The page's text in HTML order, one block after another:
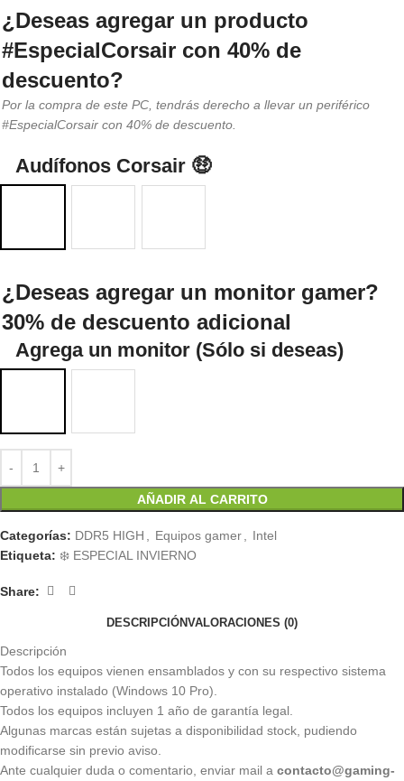
¿Deseas agregar un producto
#EspecialCorsair con 40% de
descuento?
Por la compra de este PC, tendrás derecho a llevar un periférico
#EspecialCorsair con 40% de descuento.
Audífonos Corsair 🤑
¿Deseas agregar un monitor gamer?
30% de descuento adicional
Agrega un monitor (Sólo si deseas)
AÑADIR AL CARRITO
Categorías: DDR5 HIGH Equipos gamer
Intel
Etiqueta: ❄️ ESPECIAL INVIERNO
Share:
DESCRIPCIÓNVALORACIONES (0)
Descripción
Todos los equipos vienen ensamblados y con su respectivo sistema
operativo instalado (Windows 10 Pro).
Todos los equipos incluyen 1 año de garantía legal.
Algunas marcas están sujetas a disponibilidad stock, pudiendo
modificarse sin previo aviso.
Ante cualquier duda o comentario, enviar mail a contacto@gaming-